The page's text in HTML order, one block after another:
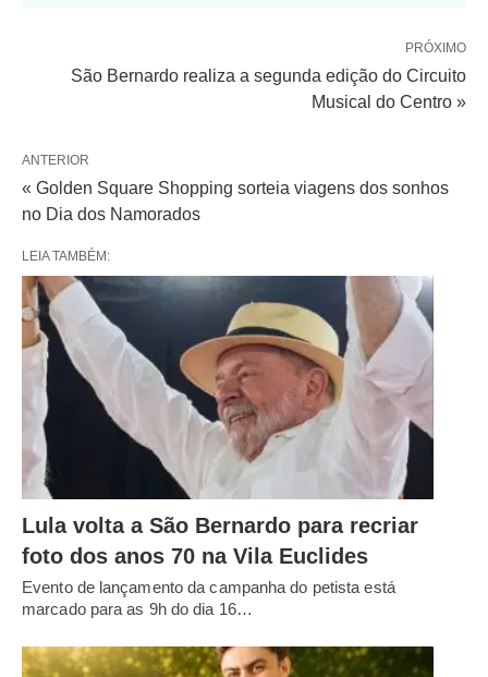
PRÓXIMO
São Bernardo realiza a segunda edição do Circuito
Musical do Centro »
ANTERIOR
« Golden Square Shopping sorteia viagens dos sonhos
no Dia dos Namorados
LEIA TAMBÉM:
Lula volta a São Bernardo para recriar
foto dos anos 70 na Vila Euclides
Evento de lançamento da campanha do petista está
marcado para as 9h do dia 16…